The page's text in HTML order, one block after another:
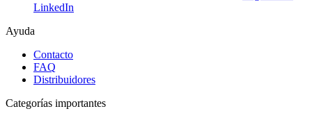
LinkedIn
Ayuda
Contacto
FAQ
Distribuidores
Categorías importantes